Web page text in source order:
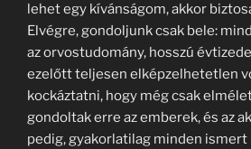
lehet egy kívánságom, akkor
Elvégre, gondoljunk csak bele:
az orvostudomány, hosszú
ezelőtt teljesen elképzelhetetlen
kockáztatni, hogy még csak
gondoltak erre az emberek, és az
pedig, gyakorlatilag minden